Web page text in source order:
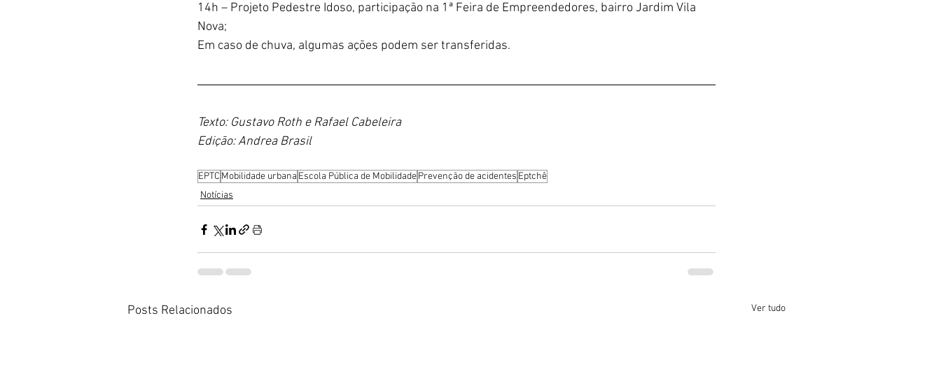
14h – Projeto Pedestre Idoso, participação na 1ª Feira de Empreendedores, bairro Jardim Vila
Nova;
Em caso de chuva, algumas ações podem ser transferidas.
Texto: Gustavo Roth e Rafael Cabeleira
Edição: Andrea Brasil
EPTC Mobilidade urbana Escola Pública de MobilidadePrevenção de acidentes Eptchê
Notícias
Posts Relacionados Ver tudo